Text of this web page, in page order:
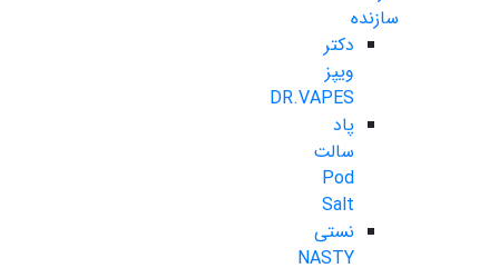
سازنده
دکتر
ویپز
DR.VAPES
پاد
سالت
Pod
Salt
نستی
NASTY